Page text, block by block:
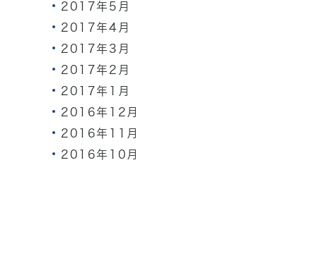
2017年5月
2017年4月
2017年3月
2017年2月
2017年1月
2016年12月
2016年11月
2016年10月